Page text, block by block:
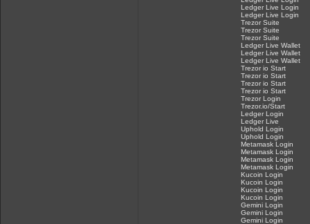
Ledger Live Login
Ledger Live Login
Trezor Suite
Trezor Suite
Trezor Suite
Ledger Live Wallet
Ledger Live Wallet
Ledger Live Wallet
Trezor io Start
Trezor io Start
Trezor io Start
Trezor io Start
Trezor Login
Trezor.io/Start
Ledger Login
Ledger Live
Uphold Login
Uphold Login
Metamask Login
Metamask Login
Metamask Login
Metamask Login
Kucoin Login
Kucoin Login
Kucoin Login
Kucoin Login
Gemini Login
Gemini Login
Gemini Login